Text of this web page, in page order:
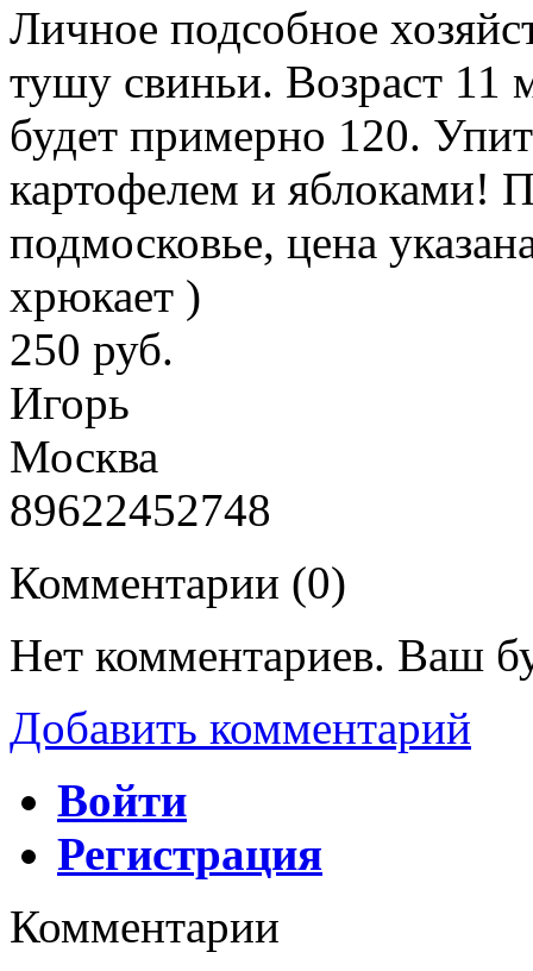
Личное подсобное
тушу свиньи. Возраст 11
будет примерно 120.
картофелем и яблоками!
подмосковье, цена
хрюкает )
250 руб.
Игорь
Москва
89622452748
Комментарии (0)
Нет комментариев. Ваш
Добавить комментарий
Войти
Регистрация
Комментарии